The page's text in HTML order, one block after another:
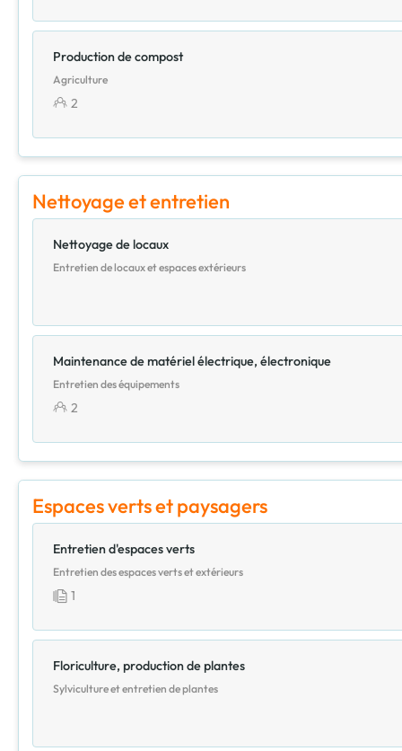
Production de compost
Agriculture
2
Nettoyage et entretien
Nettoyage de locaux
Entretien de locaux et espaces extérieurs
Maintenance de matériel électrique, électronique
Entretien des équipements
2
Espaces verts et paysagers
Entretien d'espaces verts
Entretien des espaces verts et extérieurs
1
Floriculture, production de plantes
Sylviculture et entretien de plantes